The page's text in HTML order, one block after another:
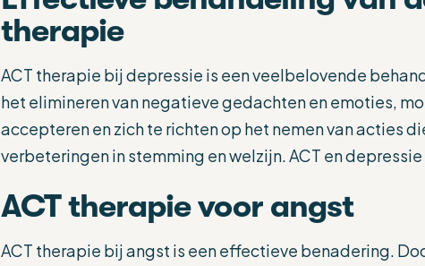
therapie
ACT therapie bij depressie is een veelbelovende
het elimineren van negatieve gedachten en emoties,
accepteren en zich te richten op het nemen van acties
verbeteringen in stemming en welzijn. ACT en
ACT therapie voor angst
ACT therapie bij angst is een effectieve benadering.